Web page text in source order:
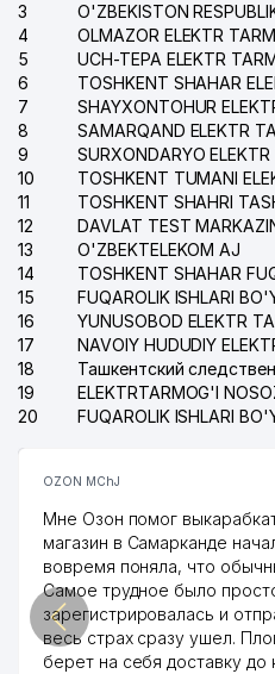
3
4
5
6
7
8
9
10
11
12
13
O'ZBEKTELEKOM AJ
14
15
16
17
18
19
20
OZON MChJ
Мне Озон помог
магазин в Самарканде
вовремя поняла, что
Самое трудное было
зарегистрировалась и
весь страх сразу ушел.
берет на себя доставку